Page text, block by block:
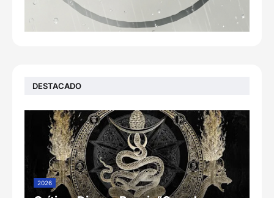
DESTACADO
2026